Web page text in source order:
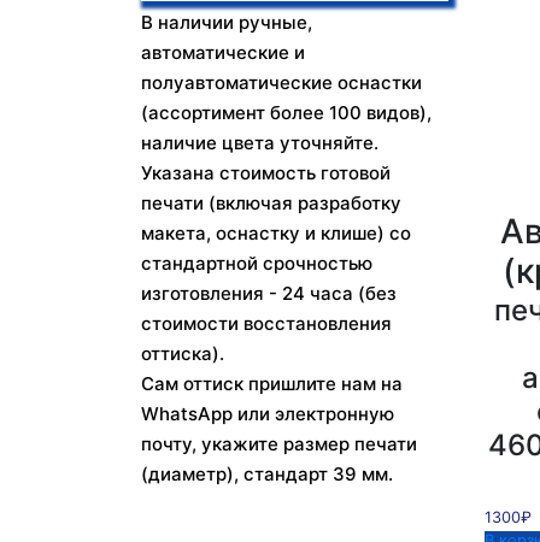
В наличии ручные,
автоматические и
полуавтоматические оснастки
(ассортимент более 100 видов),
наличие цвета уточняйте.
Указана стоимость готовой
печати (включая разработку
макета, оснастку и клише) со
стандартной срочностью
изготовления - 24 часа (без
стоимости восстановления
оттиска).
Сам оттиск пришлите нам на
WhatsApp или электронную
почту, укажите размер печати
(диаметр), стандарт 39 мм.
1300₽